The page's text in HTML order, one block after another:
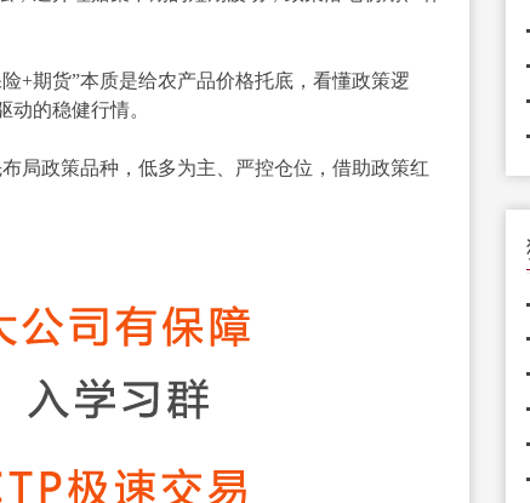
+期货”本质是给农产品价格托底，看懂政策逻
的稳健行情。
局政策品种，低多为主、严控仓位，借助政策红